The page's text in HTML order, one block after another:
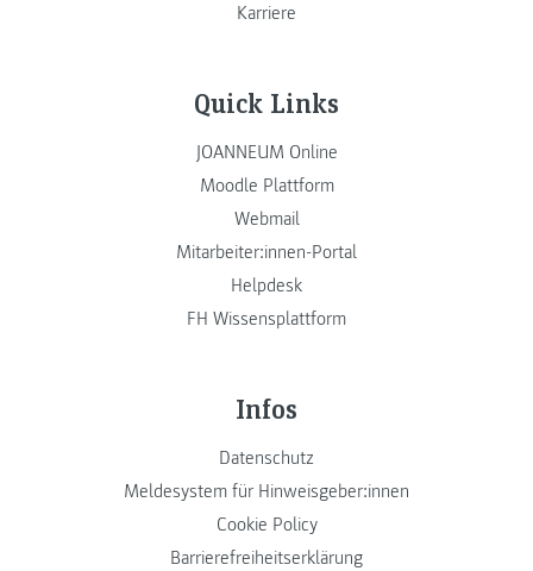
Karriere
Quick Links
JOANNEUM Online
Moodle Plattform
Webmail
Mitarbeiter:innen-Portal
Helpdesk
FH Wissensplattform
Infos
Datenschutz
Meldesystem für Hinweisgeber:innen
Cookie Policy
Barrierefreiheitserklärung